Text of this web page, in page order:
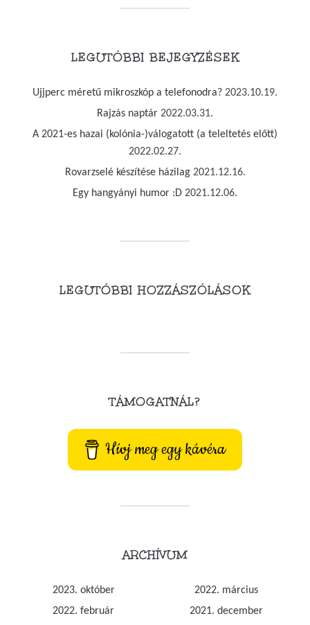
LEGUTÓBBI BEJEGYZÉSEK
Ujjperc méretű mikroszkóp a telefonodra? 2023.10.19.
Rajzás naptár 2022.03.31.
A 2021-es hazai (kolónia-)válogatott (a teleltetés előtt)
2022.02.27.
Rovarzselé készítése házilag 2021.12.16.
Egy hangyányi humor :D 2021.12.06.
LEGUTÓBBI HOZZÁSZÓLÁSOK
TÁMOGATNÁL?
Hívj meg egy kávéra
ARCHÍVUM
2023. október
2022. március
2022. február
2021. december